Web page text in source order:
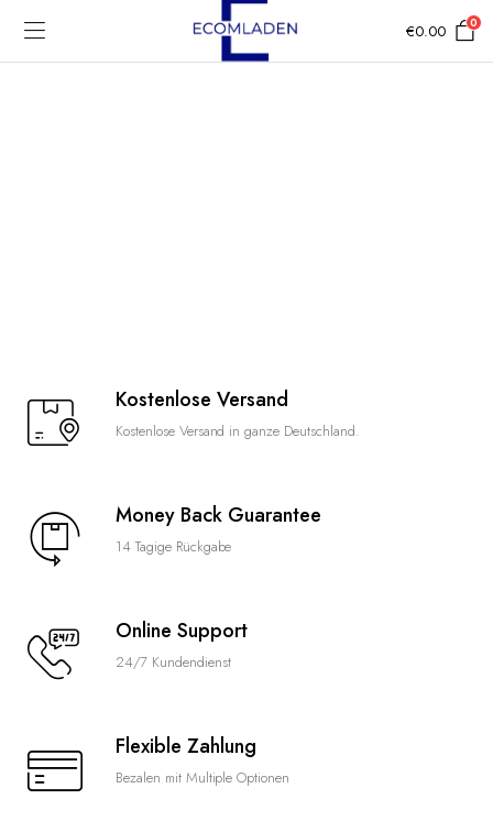
€0.00 0
Kostenlose Versand
Kostenlose Versand in ganze Deutschland.
Money Back Guarantee
14 Tagige Rückgabe
Online Support
24/7 Kundendienst
Flexible Zahlung
Bezalen mit Multiple Optionen